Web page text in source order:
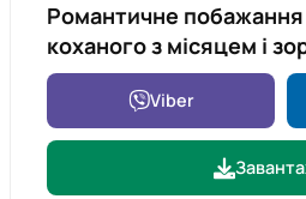
Романтичне побажання
коханого з місяцем і
Viber